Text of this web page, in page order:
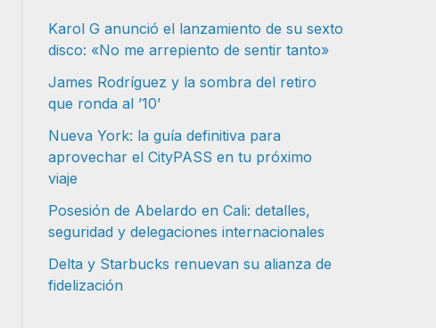
Karol G anunció el lanzamiento de su sexto
disco: «No me arrepiento de sentir tanto»
James Rodríguez y la sombra del retiro
que ronda al ’10’
Nueva York: la guía definitiva para
aprovechar el CityPASS en tu próximo
viaje
Posesión de Abelardo en Cali: detalles,
seguridad y delegaciones internacionales
Delta y Starbucks renuevan su alianza de
fidelización